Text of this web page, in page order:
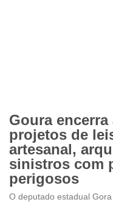
Goura
projetos de
artesanal,
sinistros com
perigosos
O deputado estadual